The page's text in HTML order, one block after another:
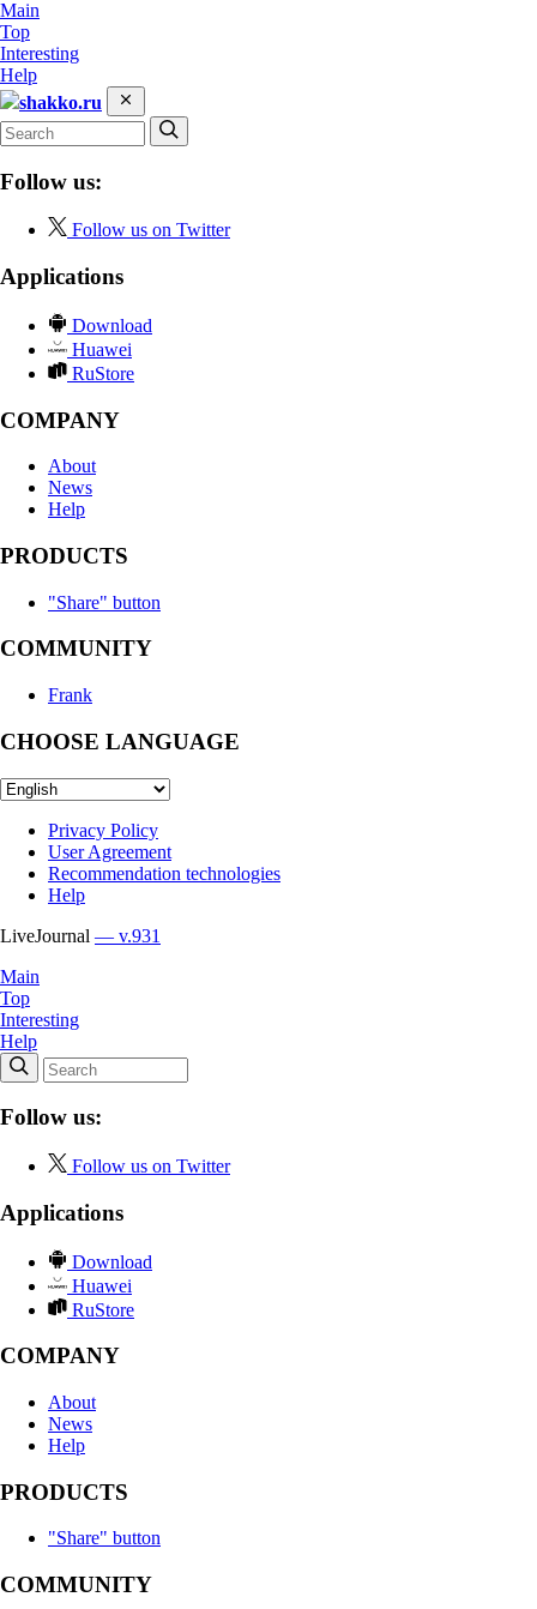
Main
Top
Interesting
Help
shakko.ru
Follow us:
Follow us on Twitter
Applications
Download
Huawei
RuStore
COMPANY
About
News
Help
PRODUCTS
"Share" button
COMMUNITY
Frank
CHOOSE LANGUAGE
Privacy Policy
User Agreement
Recommendation technologies
Help
LiveJournal — v.931
Main
Top
Interesting
Help
Follow us:
Follow us on Twitter
Applications
Download
Huawei
RuStore
COMPANY
About
News
Help
PRODUCTS
"Share" button
COMMUNITY